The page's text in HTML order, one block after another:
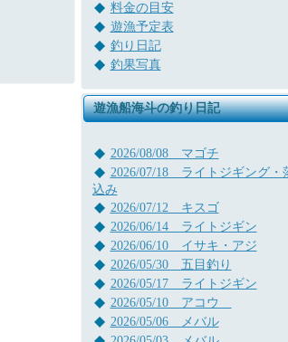
料金の目安
遊漁予定表
釣り日記
釣果写真
遊漁船海斗の釣り日記
2026/08/08 マゴチ
2026/07/18 ライトジギング・
込み
2026/07/12 キスゴ
2026/06/14 ライトジギン
2026/06/10 イサキ・アジ
2026/05/30 五目釣り
2026/05/17 ライトジギン
2026/05/10 アコウ
2026/05/06 メバル